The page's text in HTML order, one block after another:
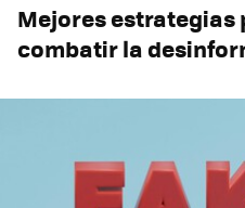
Mejores estrategias
combatir la